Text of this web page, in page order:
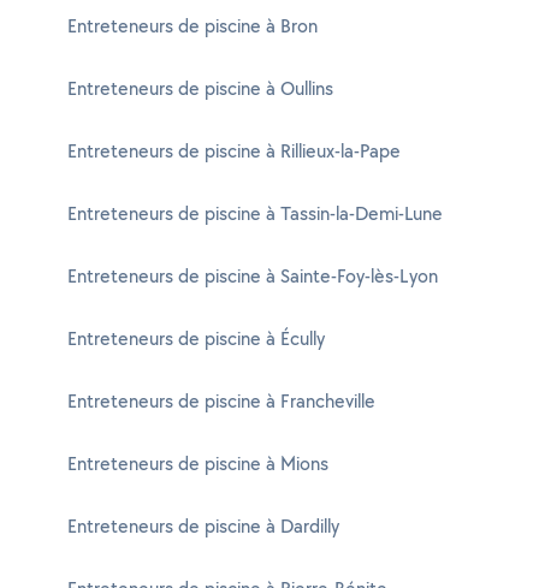
Entreteneurs de piscine à Bron
Entreteneurs de piscine à Oullins
Entreteneurs de piscine à Rillieux-la-Pape
Entreteneurs de piscine à Tassin-la-Demi-Lune
Entreteneurs de piscine à Sainte-Foy-lès-Lyon
Entreteneurs de piscine à Écully
Entreteneurs de piscine à Francheville
Entreteneurs de piscine à Mions
Entreteneurs de piscine à Dardilly